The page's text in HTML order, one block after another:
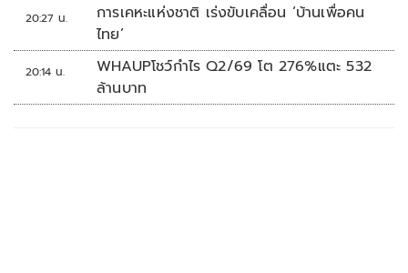
20:27 น.
การเคหะแห่งชาติ เร่งขับเคลื่อน ‘บ้านเพื่อคน
ไทย’
20:14 น.
WHAUPโชว์กำไร Q2/69 โต 276%แตะ 532
ล้านบาท